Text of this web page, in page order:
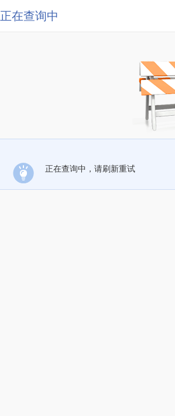
正在查询中
正在查询中，请刷新重试